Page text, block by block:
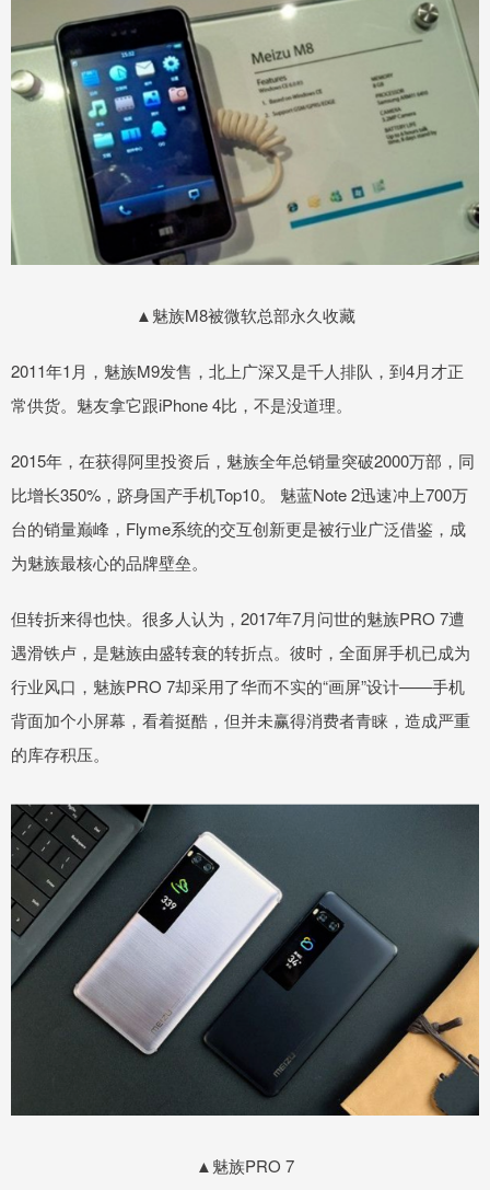
▲魅族M8被微软总部永久收藏
2011年1月，魅族M9发售，北上广深又是千人排队，到4月才正
常供货。魅友拿它跟iPhone 4比，不是没道理。
2015年，在获得阿里投资后，魅族全年总销量突破2000万部，同
比增长350%，跻身国产手机Top10。 魅蓝Note 2迅速冲上700万
台的销量巅峰，Flyme系统的交互创新更是被行业广泛借鉴，成
为魅族最核心的品牌壁垒。
但转折来得也快。很多人认为，2017年7月问世的魅族PRO 7遭
遇滑铁卢，是魅族由盛转衰的转折点。彼时，全面屏手机已成为
行业风口，魅族PRO 7却采用了华而不实的“画屏”设计——手机
背面加个小屏幕，看着挺酷，但并未赢得消费者青睐，造成严重
的库存积压。
▲魅族PRO 7